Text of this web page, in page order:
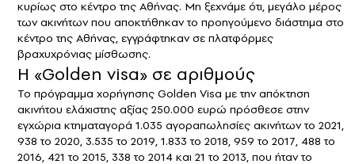
κυρίως στο κέντρο της Αθήνας. Μη ξεχνάμε ότι, μεγάλο μέρος
των ακινήτων που αποκτήθηκαν το προηγούμενο διάστημα στο
κέντρο της Αθήνας, εγγράφτηκαν σε πλατφόρμες
βραχυχρόνιας μίσθωσης.
Η «Golden visa» σε αριθμούς
Το πρόγραμμα χορήγησης Golden Visa με την απόκτηση
ακινήτου ελάχιστης αξίας 250.000 ευρώ πρόσθεσε στην
εγχώρια κτηματαγορά 1.035 αγοραπωλησίες ακινήτων το 2021,
938 το 2020, 3.535 το 2019, 1.833 το 2018, 959 το 2017, 488 το
2016, 421 το 2015, 338 το 2014 και 21 το 2013, που ήταν το